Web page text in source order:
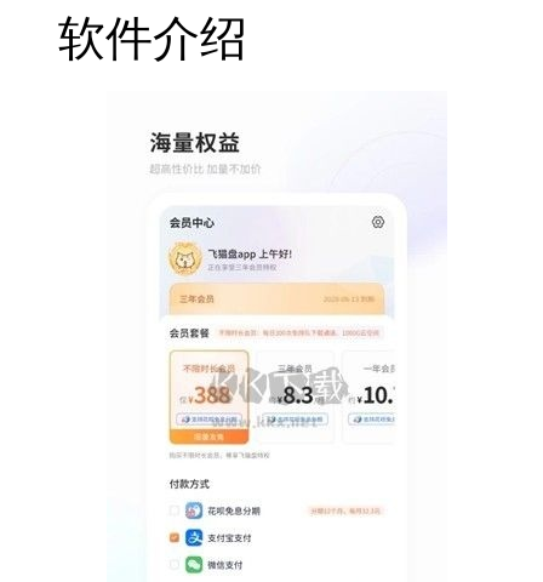
软件介绍